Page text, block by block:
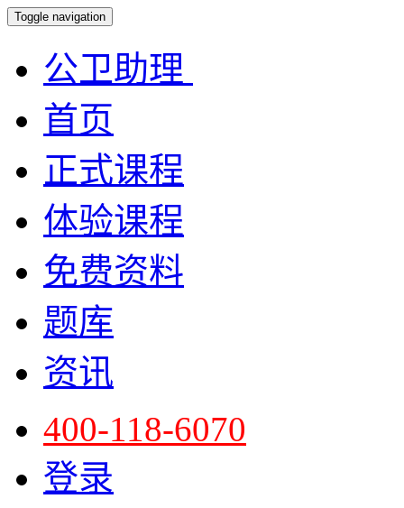
Toggle navigation
公卫助理
首页
正式课程
体验课程
免费资料
题库
资讯
400-118-6070
登录